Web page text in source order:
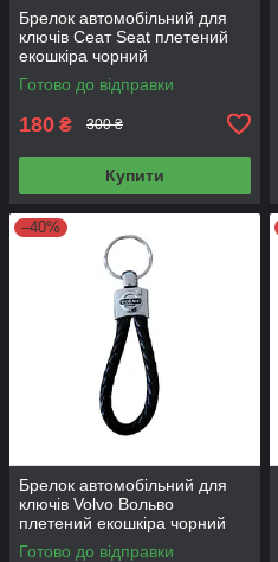
Брелок автомобільний для
ключів Сеат Seat плетений
екошкіра чорний
Готово до відправки
180 ₴ 300 ₴
Купити
–40%
Брелок автомобільний для
ключів Volvo Вольво
плетений екошкіра чорний
Готово до відправки